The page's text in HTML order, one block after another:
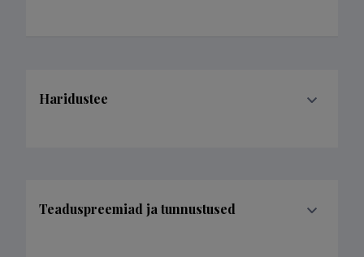
Haridustee
Teaduspreemiad ja tunnustused